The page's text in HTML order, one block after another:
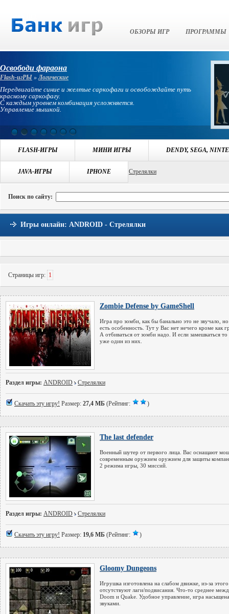
ОБЗОРЫ ИГР ПРОГРАММЫ
Освободи фараона
Flash-игРЫ »Логические
Передвигайте синие и желтые саркофаги и освобождайте путь
красному саркофагу.
С каждым уровнем комбинация усложняется.
Управление мышкой.
FLASH-ИГРЫ МИНИ ИГРЫ DENDY, SEGA,
JAVA-ИГРЫ IPHONE
Навигация:БАНК ИГР ИГРЫ ANDROID Стрелялки
Поиск по сайту:
Игры онлайн: ANDROID - Стрелялки
Страницы игр: 1
Zombie Defense by GameShell
Игра про зомби, как бы банально это не звучало,
есть особенность. Тут у Вас нет нечего кроме как
А отбиваться от зомби надо. И если замешкаться
уже один из них.
Раздел игры: ANDROID Стрелялки
Скачать эту игру! Размер: 27,4 МБ (Рейтинг: )
The last defender
Военный шутер от первого лица. Вас оснащают
современным оружием оружием для защиты
2 режима игры, 30 миссий.
Раздел игры: ANDROID Стрелялки
Скачать эту игру! Размер: 19,6 МБ (Рейтинг: )
Gloomy Dungeons
Игрушка изготовлена на слабом движке, из-за этого
отсутствуют лаги/подвисания. Что-то среднее
Doom и Quake. Удобное управление, игра насыщена
звуками.